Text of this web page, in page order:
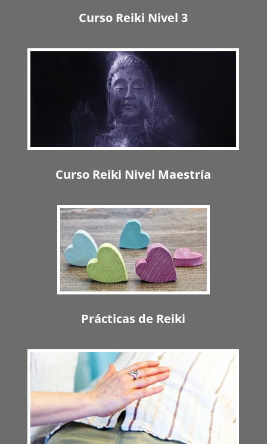
Curso Reiki Nivel 3
Curso Reiki Nivel Maestría
Prácticas de Reiki